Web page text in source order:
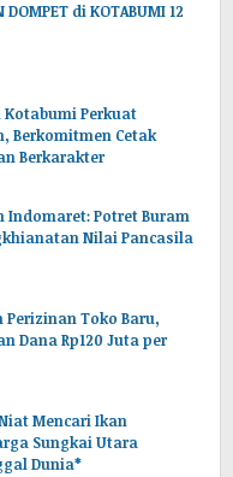
DOMPET di KOTABUMI 12
Kotabumi Perkuat
Berkomitmen Cetak
Berkarakter
Indomaret: Potret Buram
Nilai Pancasila
Perizinan Toko Baru,
Dana Rp120 Juta per
Mencari Ikan
Sungkai Utara
Dunia*